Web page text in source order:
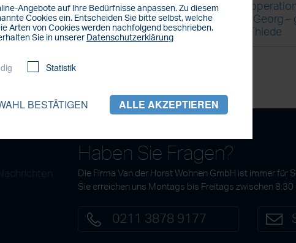
St. Georg
in Thiede
Haben Sie Fragen?
Die Firma Van der Horst Wohnen GmbH ist immer für
Sie erreichen uns Montags bis Freitags zwischen 8:30
0211 3878 9177
Angebote auf lhre Bedürfnisse anpassen. Zu diesem
Cookies ein. Entscheiden Sie bitte selbst, welche
Arten von Cookies werden nachfolgend beschrieben.
Sie in unserer Datenschutzerklärung
Statistik
BESTÄTIGEN ALLE AKZEPTIEREN